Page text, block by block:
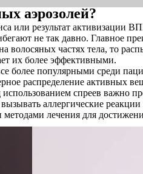
аэрозолей?
результат активизации
не так давно. Главное
волосяных частях тела, то
их более эффективными.
более популярными среди
распределение активных
спреев важно
аллергические
лечения для